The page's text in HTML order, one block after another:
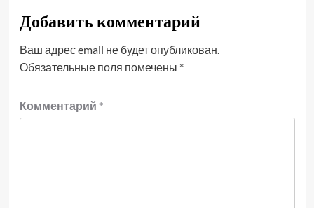
Добавить комментарий
Ваш адрес email не будет опубликован.
Обязательные поля помечены *
Комментарий *